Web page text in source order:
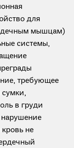
для
мышцам)
системы,
требующее
сумки,
в груди
не